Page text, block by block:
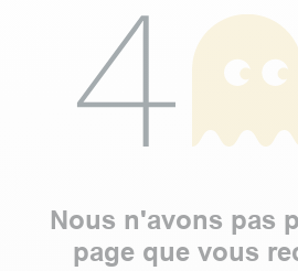
Nous n'avons pas
page que vous